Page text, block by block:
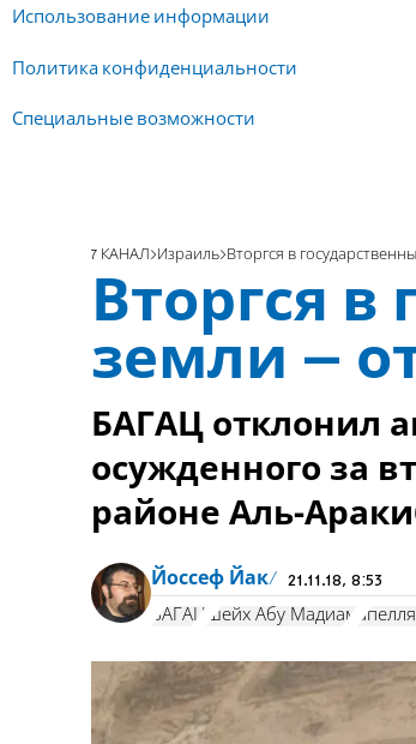
Использование информации
Политика конфиденциальности
Специальные возможности
7 КАНАЛ Израиль Вторгся в
Вторгся в
земли –
БАГАЦ отклонил
осужденного за
районе Аль-
Йоссеф Йак 21.11.18, 8:53
БАГАЦ шейх Абу Мадиам